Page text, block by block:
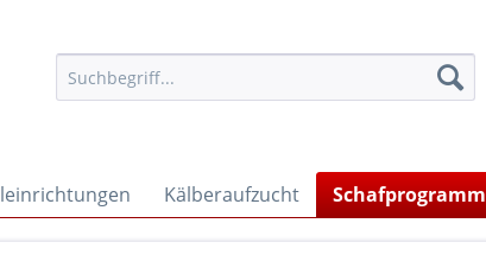
Kälberaufzucht Schafprogramm